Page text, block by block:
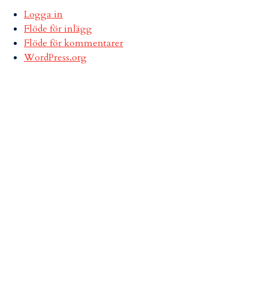
Logga in
Flöde för inlägg
Flöde för kommentarer
WordPress.org